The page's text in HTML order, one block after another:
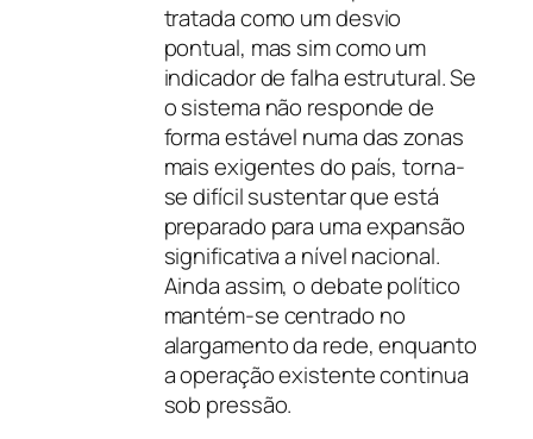
tratada como um desvio
pontual, mas sim como um
indicador de falha estrutural. Se
o sistema não responde de
forma estável numa das zonas
mais exigentes do país, torna-
se difícil sustentar que está
preparado para uma expansão
significativa a nível nacional.
Ainda assim, o debate político
mantém-se centrado no
alargamento da rede, enquanto
a operação existente continua
sob pressão.